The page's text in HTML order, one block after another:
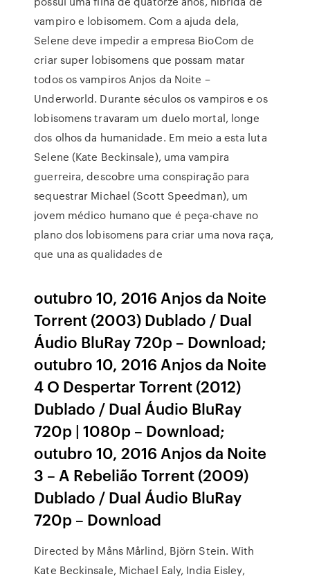
vampiro e lobisomem. Com a ajuda dela,
Selene deve impedir a empresa BioCom de
criar super lobisomens que possam matar
todos os vampiros Anjos da Noite –
Underworld. Durante séculos os vampiros e os
lobisomens travaram um duelo mortal, longe
dos olhos da humanidade. Em meio a esta luta
Selene (Kate Beckinsale), uma vampira
guerreira, descobre uma conspiração para
sequestrar Michael (Scott Speedman), um
jovem médico humano que é peça-chave no
plano dos lobisomens para criar uma nova raça,
que una as qualidades de
outubro 10, 2016 Anjos da Noite
Torrent (2003) Dublado / Dual
Áudio BluRay 720p – Download;
outubro 10, 2016 Anjos da Noite
4 O Despertar Torrent (2012)
Dublado / Dual Áudio BluRay
720p | 1080p – Download;
outubro 10, 2016 Anjos da Noite
3 – A Rebelião Torrent (2009)
Dublado / Dual Áudio BluRay
720p – Download
Directed by Måns Mårlind, Björn Stein. With
Kate Beckinsale, Michael Ealy, India Eisley,